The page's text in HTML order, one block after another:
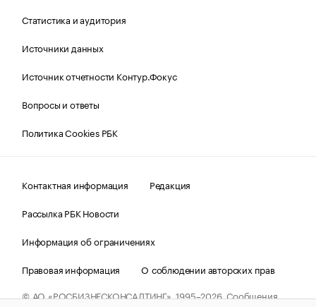
Статистика и аудитория
Источники данных
Источник отчетности Контур.Фокус
Вопросы и ответы
Политика Cookies РБК
Контактная информация
Редакция
Рассылка РБК Новости
Информация об ограничениях
Правовая информация
О соблюдении авторских прав
© АО «РОСБИЗНЕСКОНСАЛТИНГ»,1995–2026.Сообщения